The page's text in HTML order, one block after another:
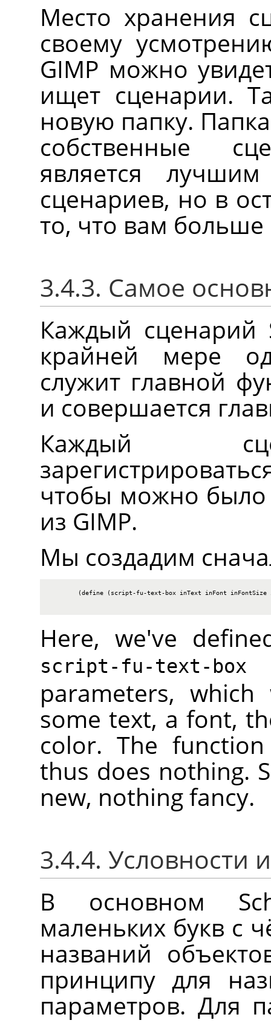
Место хранения
своему
GIMP можно
ищет сценарии.
новую папку.
собственные
является
сценариев, но в
то, что вам больше
3.4.3. Самое
Каждый сценарий
крайней мере
служит главной
и совершается
Каждый
чтобы можно было
из GIMP.
Мы создадим
(define (script-fu-text-box inText inFont inFontSize
Here, we've
script-fu-text-box
parameters,
some text, a font,
color. The
thus does nothing.
new, nothing fancy.
3.4.4. Условности
В основном
маленьких букв с
названий
принципу для
параметров. Для